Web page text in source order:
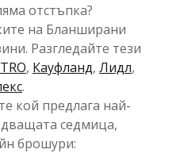
отстъпка?
на Бланширани
Разгледайте тези
, Кауфланд, Лидл,
.
кой предлага най-
седмица,
брошури: